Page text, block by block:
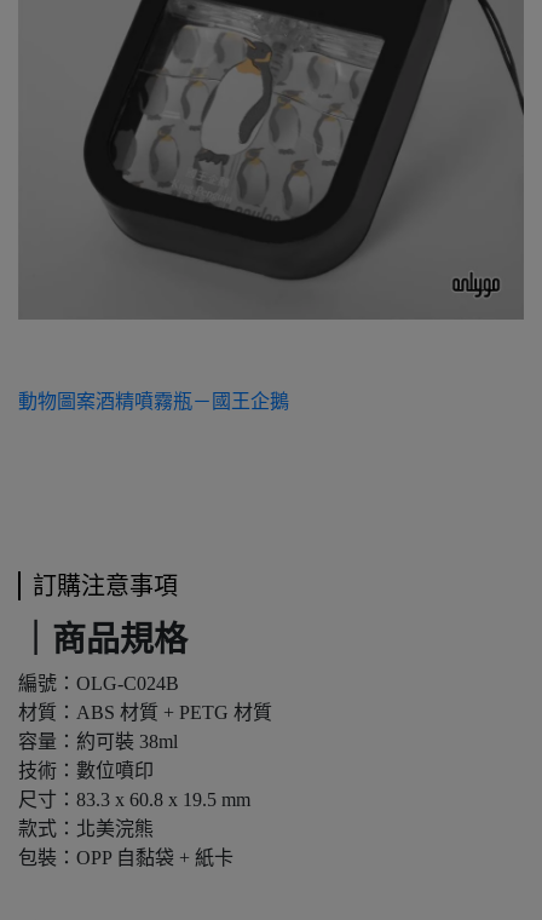
動物圖案酒精噴霧瓶－國王企鵝
訂購注意事項
｜商品規格
編號：OLG-C024B
材質：ABS 材質 + PETG 材質
容量：約可裝 38ml
技術：數位噴印
尺寸：83.3 x 60.8 x 19.5 mm
款式：北美浣熊
包裝：OPP 自黏袋 + 紙卡